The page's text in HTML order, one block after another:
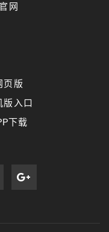
网
页版
版入口
下载